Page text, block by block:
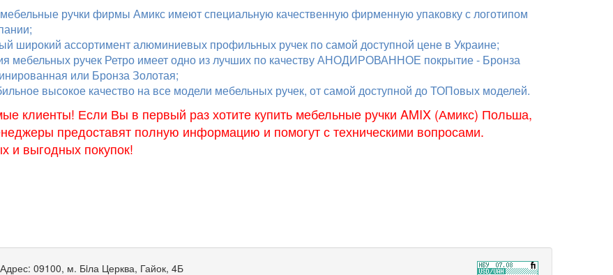
ручки фирмы Амикс имеют специальную качественную фирменную упаковку с логотипом
широкий ассортимент алюминиевых профильных ручек по самой доступной цене в Украине;
мебельных ручек Ретро имеет одно из лучших по качеству АНОДИРОВАННОЕ покрытие - Бронза
или Бронза Золотая;
высокое качество на все модели мебельных ручек, от самой доступной до ТОПовых моделей.
клиенты! Если Вы в первый раз хотите купить мебельные ручки AMIX (Амикс) Польша,
предоставят полную информацию и помогут с техническими вопросами.
и выгодных покупок!
Адрес: 09100, м. Бiла Церква, Гайок, 4Б